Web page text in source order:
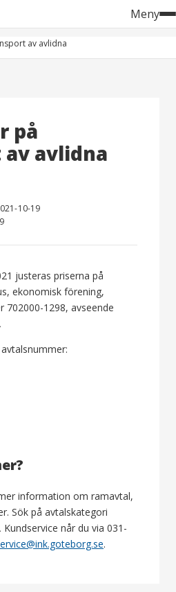
Meny
av avlidna
på
avlidna
10-19
justeras priserna på
ekonomisk förening,
702000-1298, avseende
information om ramavtal,
Sök på avtalskategori
Kundservice når du via 031-
.